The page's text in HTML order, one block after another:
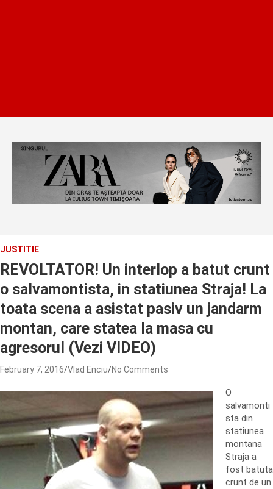
JUSTITIE
REVOLTATOR! Un interlop a batut crunt
o salvamontista, in statiunea Straja! La
toata scena a asistat pasiv un jandarm
montan, care statea la masa cu
agresorul (Vezi VIDEO)
February 7, 2016 Vlad Enciu No Comments
O
salvamonti
sta din
statiunea
montana
Straja a
fost batuta
crunt de un